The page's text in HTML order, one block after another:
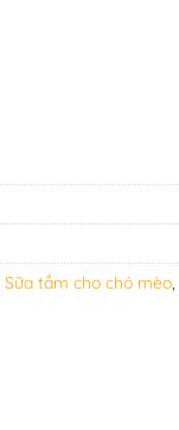
Sữa tắm cho chó mèo,